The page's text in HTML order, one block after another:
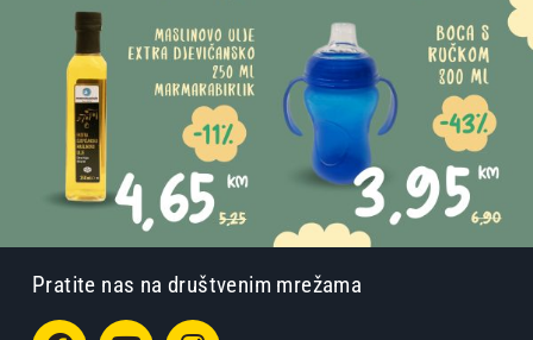
Pratite nas na društvenim mrežama